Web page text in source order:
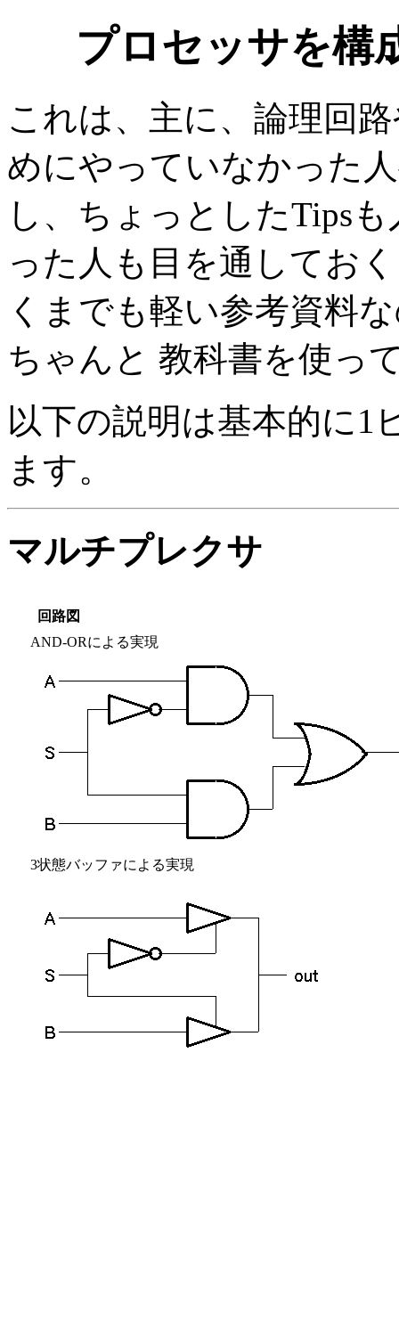
プロセッサを構
これは、主に、論理回
めにやっていなかった
し、ちょっとしたTips
った人も目を通してお
くまでも軽い参考資料
ちゃんと 教科書を使っ
以下の説明は基本的に1
ます。
マルチプレクサ
回路図
AND-ORによる実現
3状態バッファによる実現